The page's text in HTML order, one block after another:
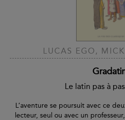
LUCAS EGO,
Le latin pas à
L’aventure se poursuit avec ce
lecteur, seul ou avec un